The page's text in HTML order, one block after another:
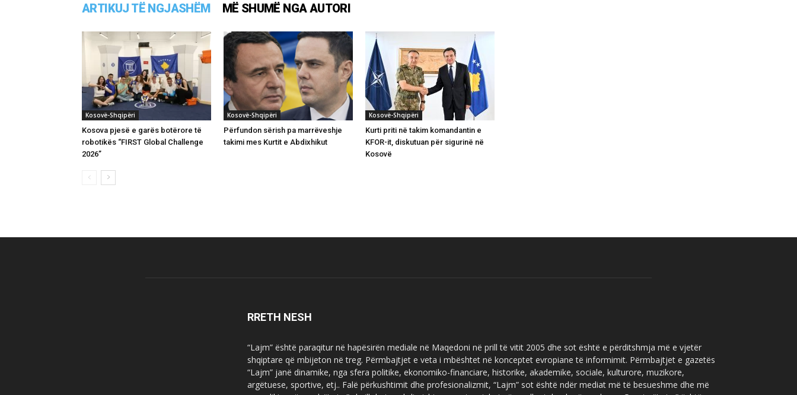
ARTIKUJ TË NGJASHËM MË SHUMË NGA AUTORI
Kosovë-Shqipëri
Kosova pjesë e garës botërore të
robotikës “FIRST Global Challenge
2026”
Kosovë-Shqipëri
Përfundon sërish pa marrëveshje
takimi mes Kurtit e Abdixhikut
Kosovë-Shqipëri
Kurti priti në takim komandantin e
KFOR-it, diskutuan për sigurinë në
Kosovë
RRETH NESH
“Lajm” është paraqitur në hapësirën mediale në Maqedoni në prill të vitit 2005 dhe sot është e përditshmja më e vjetër
shqiptare që mbijeton në treg. Përmbajtjet e veta i mbështet në konceptet evropiane të informimit. Përmbajtjet e gazetës
“Lajm” janë dinamike, nga sfera politike, ekonomiko-financiare, historike, akademike, sociale, kulturore, muzikore,
argëtuese, sportive, etj.. Falë përkushtimit dhe profesionalizmit, “Lajm” sot është ndër mediat më të besueshme dhe më